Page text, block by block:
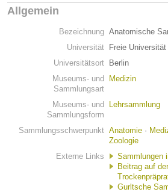
Allgemein
Bezeichnung Anatomische
Universität
Freie
Universitätsort
Berlin
Museums- und
Sammlungsart
Medizin
Museums- und
Sammlungsform
Lehrsammlung
Sammlungsschwerpunkt Anatomie ·
Zoologie
Externe Links
Sammlungen
Beitrag auf
Gurltsche